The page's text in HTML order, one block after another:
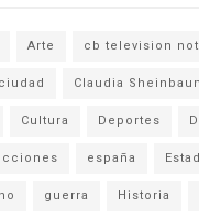
Arte cb television
ciudad Claudia
Cultura Deportes
españa
guerra Historia